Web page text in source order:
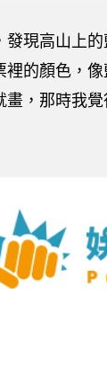
發現高山上
裡的顏色，
，那時我